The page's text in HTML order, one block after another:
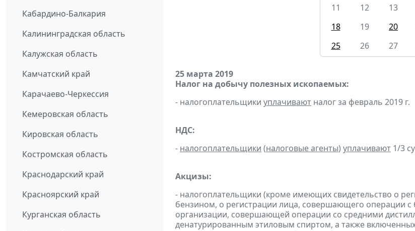
Кабардино-Балкария
Калининградская область
Калужская область
Камчатский край
Карачаево-Черкессия
Кемеровская область
Кировская область
Костромская область
Краснодарский край
Красноярский край
Курганская область
11
12 13
18
19 20
25
26 27
25 марта 2019
Налог на добычу полезных ископаемых:
- налогоплательщики уплачивают налог за февраль 2019 г.
НДС:
- налогоплательщики (налоговые агенты) уплачивают 1/3
Акцизы:
- налогоплательщики (кроме имеющих свидетельство о
бензином, о регистрации лица, совершающего операции
организации, совершающей операции со средними
денатурированным этиловым спиртом, а также